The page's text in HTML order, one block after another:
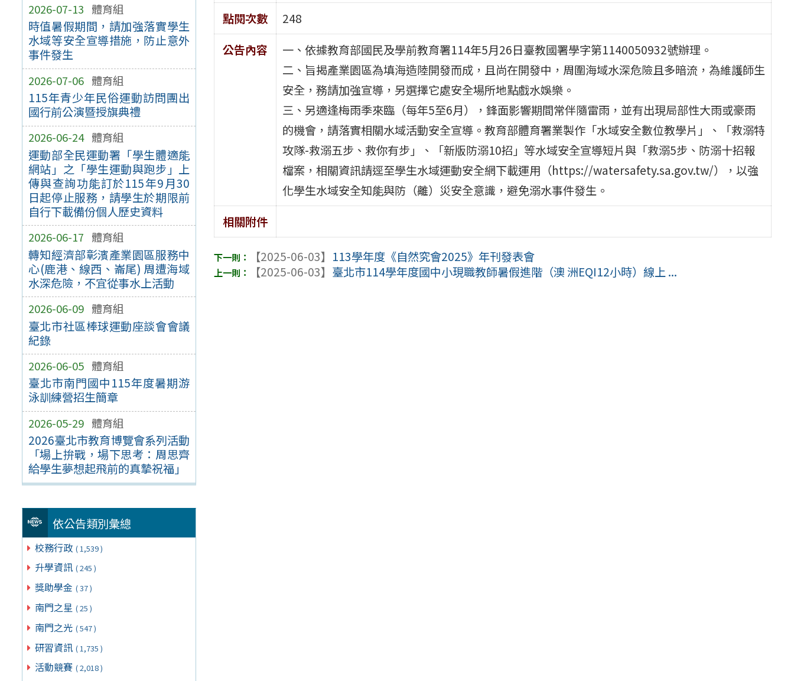
2026-07-13 體育組
時值暑假期間，請加強落實學生
水域等安全宣導措施，防止意外
事件發生
2026-07-06 體育組
115年青少年民俗運動訪問團出
國行前公演暨授旗典禮
2026-06-24 體育組
運動部全民運動署「學生體適能
網站」之「學生運動與跑步」上
傳與查詢功能訂於115年9月30
日起停止服務，請學生於期限前
自行下載備份個人歷史資料
2026-06-17 體育組
轉知經濟部彰濱產業園區服務中
心(鹿港、線西、崙尾) 周遭海域
水深危險，不宜從事水上活動
2026-06-09 體育組
臺北市社區棒球運動座談會會議
紀錄
2026-06-05 體育組
臺北市南門國中115年度暑期游
泳訓練營招生簡章
2026-05-29 體育組
2026臺北市教育博覽會系列活動
「場上拚戰，場下思考：周思齊
給學生夢想起飛前的真摯祝福」
依公告類別彙總
校務行政 ( 1,539 )
升學資訊 ( 245 )
獎助學金 ( 37 )
南門之星 ( 25 )
南門之光 ( 547 )
研習資訊 ( 1,735 )
活動競賽 ( 2,018 )
點閱次數
248
公告內容
一、依據教育部國民及學前教育署114年5月26日臺教國署學字第1140050932號辦理。
二、旨揭產業園區為填海造陸開發而成，且尚在開發中，周圍海域水深危險且多暗流，為維護師生
安全，務請加強宣導，另選擇它處安全場所地點戲水娛樂。
三、另適逢梅雨季來臨（每年5至6月），鋒面影響期間常伴隨雷雨，並有出現局部性大雨或豪雨
的機會，請落實相關水域活動安全宣導。教育部體育署業製作「水域安全數位教學片」、「救溺特
攻隊-救溺五步、救你有步」、「新版防溺10招」等水域安全宣導短片與「救溺5步、防溺十招報
檔案，相關資訊請逕至學生水域運動安全網下載運用（https://watersafety.sa.gov.tw/），以強
化學生水域安全知能與防（離）災安全意識，避免溺水事件發生。
相關附件
【2025-06-03】 113學年度《自然究會2025》年刊發表會
【2025-06-03】 臺北市114學年度國中小現職教師暑假進階（澳 洲EQI12小時）線上 ...